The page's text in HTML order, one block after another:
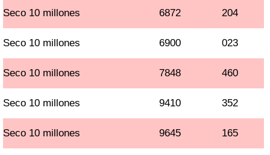
Seco 10 millones 6872 204
Seco 10 millones 6900 023
Seco 10 millones 7848 460
Seco 10 millones 9410 352
Seco 10 millones 9645 165